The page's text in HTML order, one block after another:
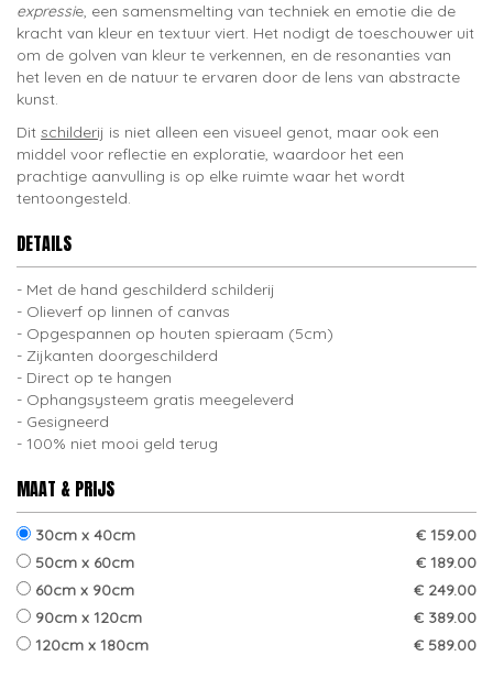
expressie, een samensmelting van techniek en emotie die de
kracht van kleur en textuur viert. Het nodigt de toeschouwer uit
om de golven van kleur te verkennen, en de resonanties van
het leven en de natuur te ervaren door de lens van abstracte
kunst.
Dit schilderij is niet alleen een visueel genot, maar ook een
middel voor reflectie en exploratie, waardoor het een
prachtige aanvulling is op elke ruimte waar het wordt
tentoongesteld.
DETAILS
Met de hand geschilderd schilderij
Olieverf op linnen of canvas
Opgespannen op houten spieraam (5cm)
Zijkanten doorgeschilderd
Direct op te hangen
Ophangsysteem gratis meegeleverd
Gesigneerd
100% niet mooi geld terug
MAAT & PRIJS
30cm x 40cm
€ 159.00
50cm x 60cm
€ 189.00
60cm x 90cm
€ 249.00
90cm x 120cm
€ 389.00
120cm x 180cm
€ 589.00